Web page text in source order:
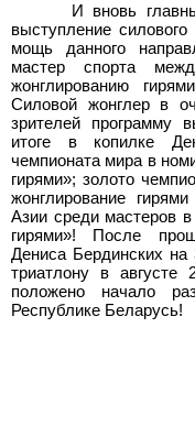
И вновь
выступление
мощь данного
мастер спорта
жонглированию
Силовой жонглер в
зрителей программу
итоге в копилке
чемпионата мира в
гирями»; золото
жонглирование
Азии среди мастеров
гирями»! После
Дениса Бердинских
триатлону в августе
положено начало
Республике Беларусь!